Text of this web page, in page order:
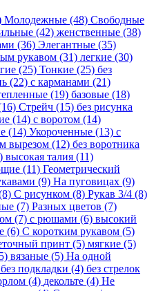
Молодежные (48) Свободные
(42) женственные (38)
(36) Элегантные (35)
рукавом (31) легкие (30)
(25) Тонкие (25) без
(22) с карманами (21)
(19) базовые (18)
Стрейч (15) без рисунка
(14) с воротом (14)
(14) Укороченные (13) с
вырезом (12) без воротника
высокая талия (11)
(11) Геометрический
(9) На пуговицах (9)
С рисунком (8) Рукав 3/4 (8)
(7) Разных цветов (7)
(7) с рюшами (6) высокий
(6) С коротким рукавом (5)
принт (5) мягкие (5)
вязаные (5) На одной
без подкладки (4) без стрелок
(4) декольте (4) Не